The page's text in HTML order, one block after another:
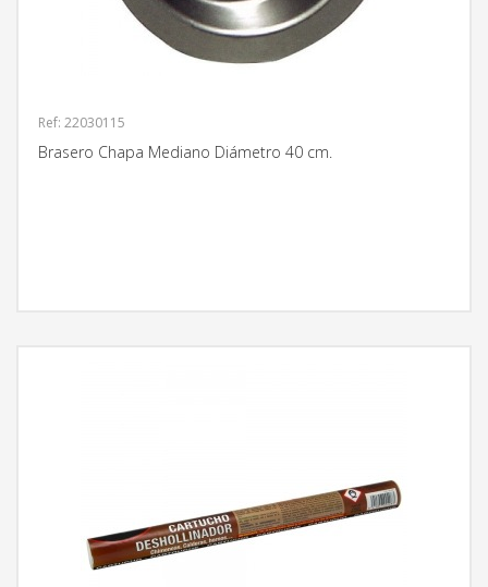
Ref: 22030115
Brasero Chapa Mediano Diámetro 40 cm.